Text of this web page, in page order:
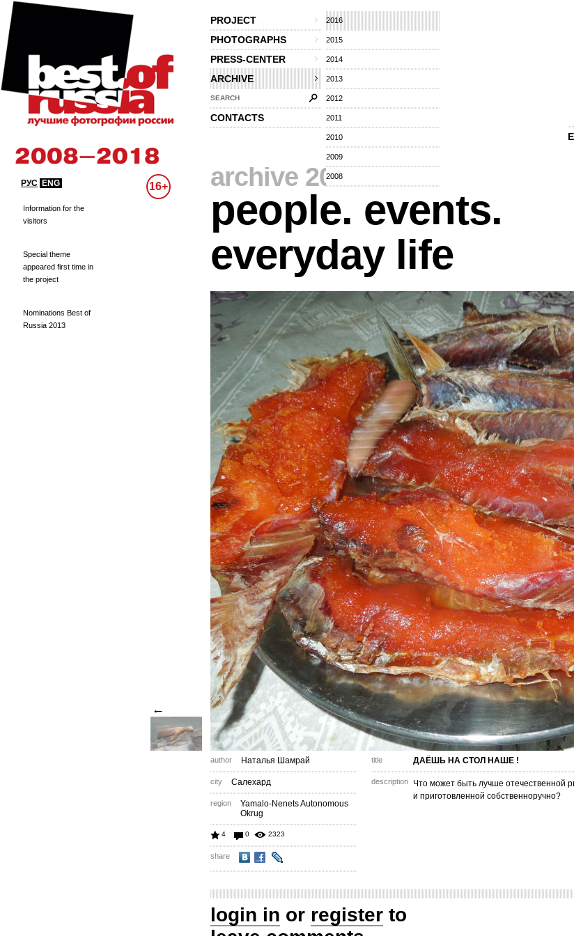
PROJECT
PHOTOGRAPHS
PRESS-CENTER
ARCHIVE
2016
2015
2014
2013
2012
2011
2010
2009
2008
SEARCH
CONTACTS
РУС ENG 16+
Information for the
visitors
Special theme
appeared first time in
the project
Nominations Best of
Russia 2013
archive 2016⁄
people. events.
everyday life
←
author Наталья Шамрай
city Салехард
region
Yamalo-Nenets Autonomous
Okrug
4 0 2323
share
title ДАЁШЬ НА СТОЛ НАШЕ !
description
Что может быть лучше отечественной
и приготовленной собственноручно?
login in or register to